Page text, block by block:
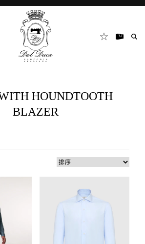
HOUNDTOOTH
BLAZER